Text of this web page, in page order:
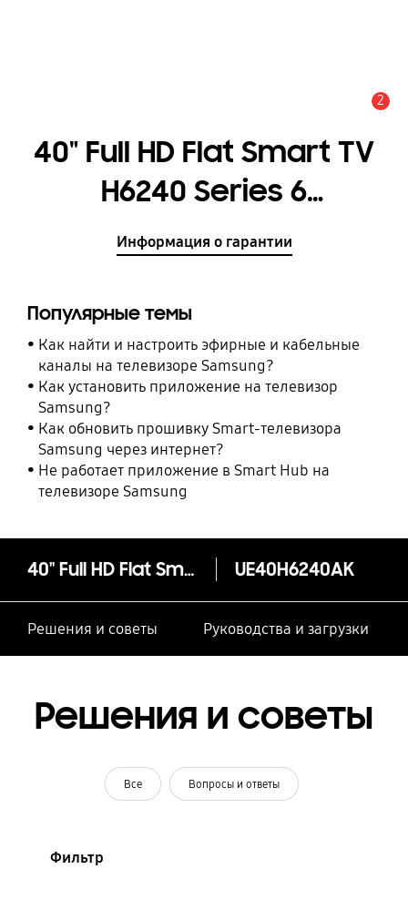
2
40" Full HD Flat Smart TV
H6240 Series 6
[UE40H6240AKXRU]
Информация о гарантии
Популярные темы
Как найти и настроить эфирные и кабельные
каналы на телевизоре Samsung?
Как установить приложение на телевизор
Samsung?
Как обновить прошивку Smart-телевизора
Samsung через интернет?
Не работает приложение в Smart Hub на
телевизоре Samsung
40" Full HD Flat Smart TV H6240 Series 6 UE40H6240AK
Решения и советы Руководства и загрузки
Решения и советы
Все Вопросы и ответы
Фильтр